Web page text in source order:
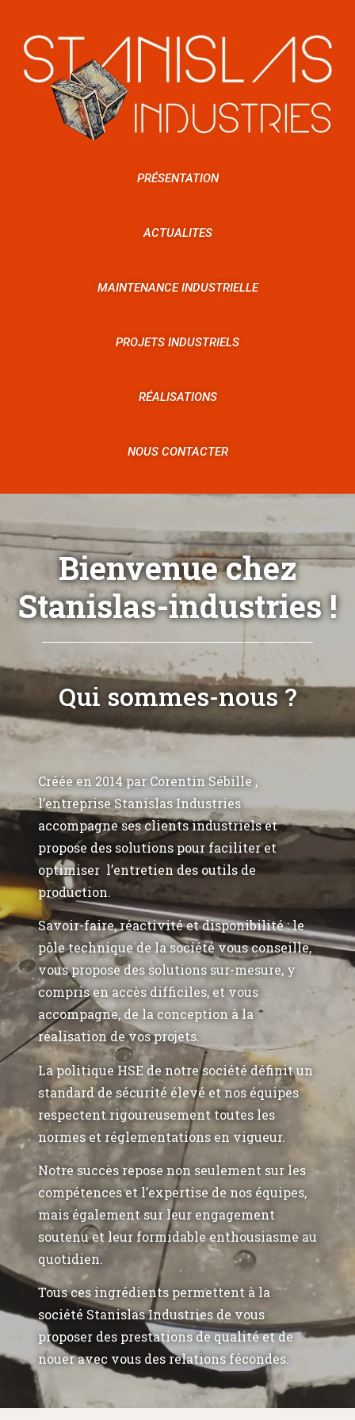
PRÉSENTATION
ACTUALITES
MAINTENANCE INDUSTRIELLE
PROJETS INDUSTRIELS
RÉALISATIONS
NOUS CONTACTER
Bienvenue chez
Stanislas-industries !
Qui sommes-nous ?
Créée en 2014 par Corentin Sébille ,
l’entreprise Stanislas Industries
accompagne ses clients industriels et
propose des solutions pour faciliter et
optimiser l’entretien des outils de
production.
Savoir-faire, réactivité et disponibilité : le
pôle technique de la société vous conseille,
vous propose des solutions sur-mesure, y
compris en accès difficiles, et vous
accompagne, de la conception à la
réalisation de vos projets.
La politique HSE de notre société définit un
standard de sécurité élevé et nos équipes
respectent rigoureusement toutes les
normes et réglementations en vigueur.
Notre succès repose non seulement sur les
compétences et l’expertise de nos équipes,
mais également sur leur engagement
soutenu et leur formidable enthousiasme au
quotidien.
Tous ces ingrédients permettent à la
société Stanislas Industries de vous
proposer des prestations de qualité et de
nouer avec vous des relations fécondes.